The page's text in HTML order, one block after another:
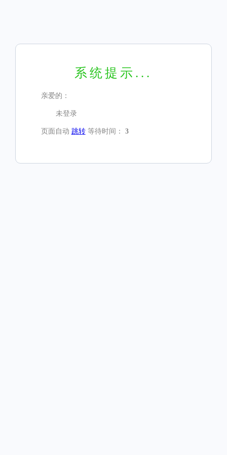
系统提示...
亲爱的：
未登录
页面自动 跳转等待时间： 3